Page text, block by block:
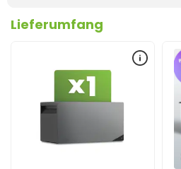
Lieferumfang